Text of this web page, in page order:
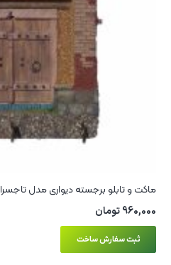
ماکت و تابلو برجسته دیواری مدل تاجسرا
960,000تومان
ثبت سفارش ساخت